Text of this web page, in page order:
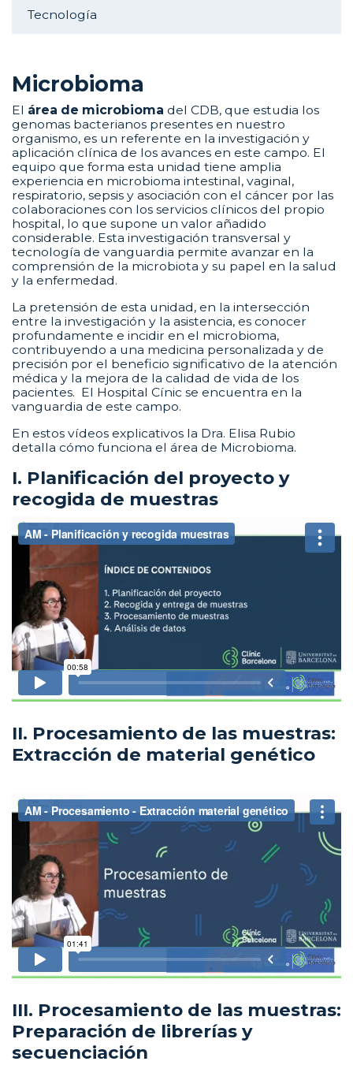
Tecnología
Microbioma
El área de microbioma del CDB, que estudia los
genomas bacterianos presentes en nuestro
organismo, es un referente en la investigación y
aplicación clínica de los avances en este campo. El
equipo que forma esta unidad tiene amplia
experiencia en microbioma intestinal, vaginal,
respiratorio, sepsis y asociación con el cáncer por las
colaboraciones con los servicios clínicos del propio
hospital, lo que supone un valor añadido
considerable. Esta investigación transversal y
tecnología de vanguardia permite avanzar en la
comprensión de la microbiota y su papel en la salud
y la enfermedad.
La pretensión de esta unidad, en la intersección
entre la investigación y la asistencia, es conocer
profundamente e incidir en el microbioma,
contribuyendo a una medicina personalizada y de
precisión por el beneficio significativo de la atención
médica y la mejora de la calidad de vida de los
pacientes. El Hospital Cínic se encuentra en la
vanguardia de este campo.
En estos vídeos explicativos la Dra. Elisa Rubio
detalla cómo funciona el área de Microbioma.
I. Planificación del proyecto y
recogida de muestras
II. Procesamiento de las muestras:
Extracción de material genético
III. Procesamiento de las muestras:
Preparación de librerías y
secuenciación